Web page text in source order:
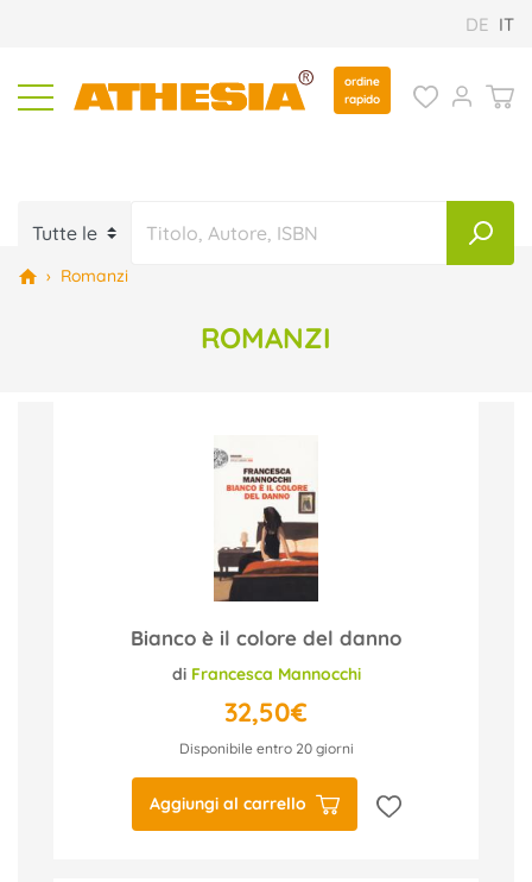
DE IT
ordine
rapido
› Romanzi
ROMANZI
Bianco è il colore del danno
di Francesca Mannocchi
32,50€
Disponibile entro 20 giorni
Aggiungi al carrello